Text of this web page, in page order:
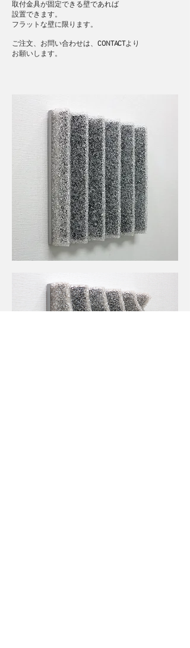
取付金具が固定できる壁であれば
設置できます。
フラットな壁に限ります。
​ご注文、お問い合わせは、 CONTACTより
​お願いします。